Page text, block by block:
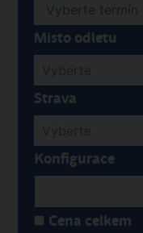
Místo odletu
Strava
Konfigurace
Cena celkem